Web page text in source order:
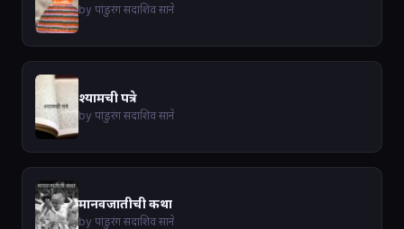
by पांडुरंग सदाशिव साने
श्यामची पत्रे
by पांडुरंग सदाशिव साने
मानवजातीची कथा
by पांडुरंग सदाशिव साने